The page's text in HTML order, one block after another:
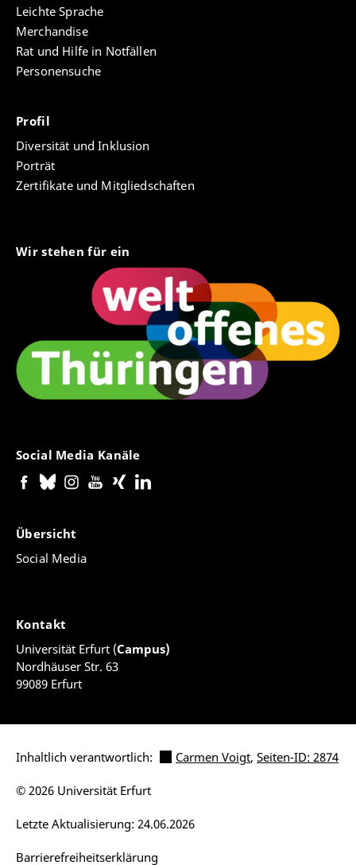
Leichte Sprache
Merchandise
Rat und Hilfe in Notfällen
Personensuche
Profil
Diversität und Inklusion
Porträt
Zertifikate und Mitgliedschaften
Wir stehen für ein
Social Media Kanäle
Übersicht
Social Media
Kontakt
Universität Erfurt (Campus)
Nordhäuser Str. 63
99089 Erfurt
Inhaltlich verantwortlich: Carmen Voigt, Seiten-ID: 2874
Barrierefreiheitserklärung
Letzte Aktualisierung: 24.06.2026
© 2026 Universität Erfurt